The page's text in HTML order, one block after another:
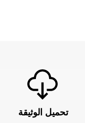
تحميل الوثيقة